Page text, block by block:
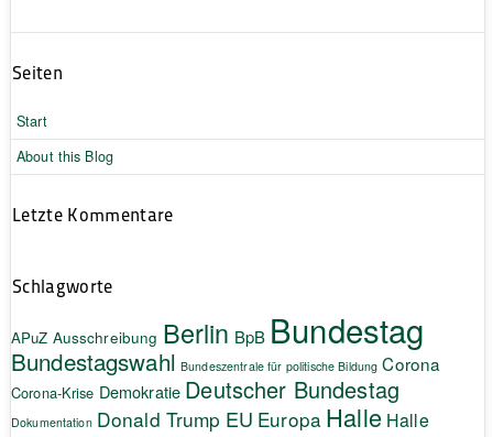
Seiten
Start
About this Blog
Letzte Kommentare
Schlagworte
APuZ Ausschreibung Berlin BpB Bundestag
Bundestagswahl Bundeszentrale für politische Bildung Corona
Corona-Krise Demokratie Deutscher Bundestag
Dokumentation Donald Trump EU Europa Halle Halle